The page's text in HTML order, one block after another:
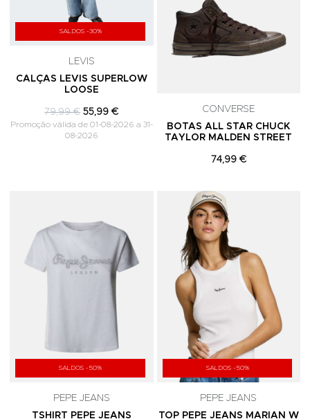
SALDOS -30%
LEVIS
CALÇAS LEVIS SUPERLOW
LOOSE
79,99 € 55,99 €
Promoção válida de 01-08-2026 a 31-
08-2026
CONVERSE
BOTAS ALL STAR CHUCK
TAYLOR MALDEN STREET
74,99 €
SALDOS -50%
Adicionar aos Favoritos
PEPE JEANS
TSHIRT PEPE JEANS
SALDOS -50%
PEPE JEANS
TOP PEPE JEANS MARIAN W